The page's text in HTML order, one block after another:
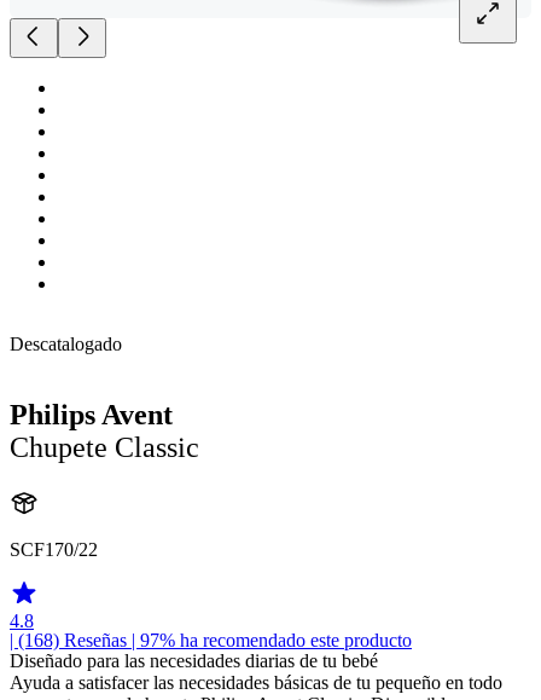
Descatalogado
Philips Avent
Chupete Classic
SCF170/22
4.8
| (168) Reseñas | 97% ha recomendado este producto
Diseñado para las necesidades diarias de tu bebé
Ayuda a satisfacer las necesidades básicas de tu pequeño en todo